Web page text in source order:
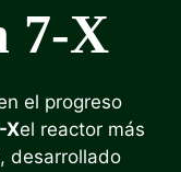
7-X
el progreso
Xel reactor más
desarrollado